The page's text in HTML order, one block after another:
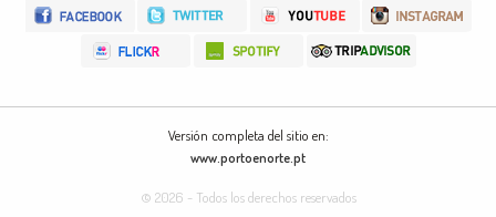
Versión completa del sitio en:
www.portoenorte.pt
© 2026 - Todos los derechos reservados